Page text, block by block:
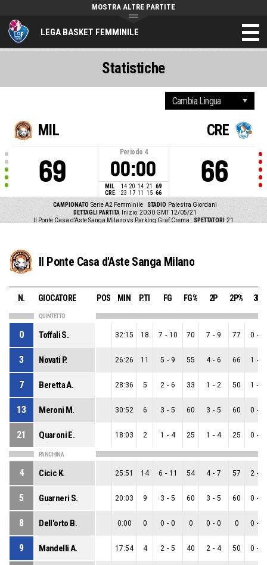
LEGA BASKET FEMMINILE
MOSTRA ALTRE PARTITE
MIL
69
Periodo 4
00:00
MIL 14 20 14 21
69
CRE
23 17 11 15 66
CRE
66
CAMPIONATO Serie A2 Femminile STADIO Palestra Giordani
DETTAGLI PARTITA
Inizio: 20:30 GMT 12/05/21
Il Ponte Casa d'Aste Sanga Milano vs Parking Graf Crema
SPETTATORI 21
Statistiche
Il Ponte Casa d'Aste Sanga Milano
N. GIOCATORE POS MIN P.TI FG FG% 2P 2P% 3P
QUINTETTO
0 Toffali S. 32:15 18 7 - 10 70 7 - 9 77 0 -
3 Novati P. 26:26 11 5 - 9 55 4 - 6 66 1 -
7 Beretta A. 28:36 5 2 - 6 33 1 - 2 50 1 -
13 Meroni M. 30:52 6 3 - 5 60 3 - 5 60 0 -
21 Quaroni E. 18:03 2 1 - 4 25 1 - 4 25 0 -
PANCHINA
4 Cicic K. 25:51 14 6 - 11 54 4 - 7 57 2 -
5 Guarneri S. 20:03 9 3 - 5 60 3 - 5 60 0 -
8 Dell'orto B. 0:00 0 0 - 0 0 0 - 0 0 0 -
9 Mandelli A. 17:54 4 2 - 5 40 2 - 4 50 0 -